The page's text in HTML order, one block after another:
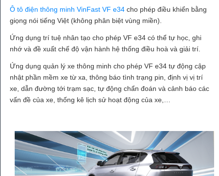
Ô tô điện thông minh VinFast VF e34 cho phép điều khiển bằng
giọng nói tiếng Việt (không phân biệt vùng miền).
Ứng dụng trí tuệ nhân tạo cho phép VF e34 có thể tự học, ghi
nhớ và đề xuất chế độ vận hành hệ thống điều hoà và giải trí.
Ứng dụng quản lý xe thông minh cho phép VF e34 tự động cập
nhật phần mềm xe từ xa, thông báo tình trạng pin, định vị vị trí
xe, dẫn đường tới trạm sạc, tự động chẩn đoán và cảnh báo các
vấn đề của xe, thống kê lịch sử hoạt động của xe,…